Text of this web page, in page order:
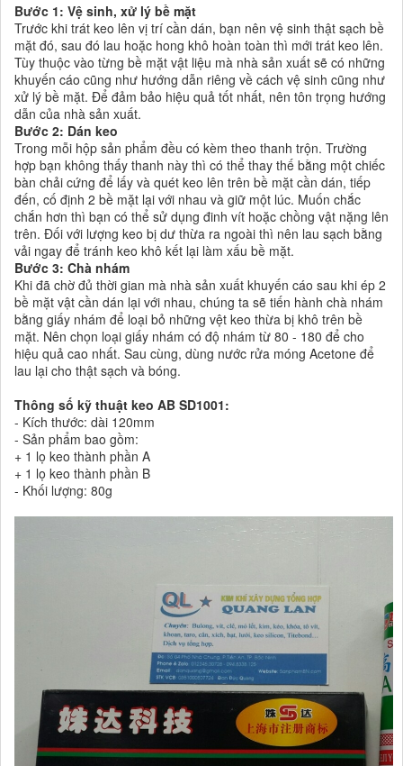
Bước 1: Vệ sinh, xử lý bề mặt
Trước khi trát keo lên vị trí cần dán, bạn nên vệ sinh thật sạch bề
mặt đó, sau đó lau hoặc hong khô hoàn toàn thì mới trát keo lên.
Tùy thuộc vào từng bề mặt vật liệu mà nhà sản xuất sẽ có những
khuyến cáo cũng như hướng dẫn riêng về cách vệ sinh cũng như
xử lý bề mặt. Để đảm bảo hiệu quả tốt nhất, nên tôn trọng hướng
dẫn của nhà sản xuất.
Bước 2: Dán keo
Trong mỗi hộp sản phẩm đều có kèm theo thanh trộn. Trường
hợp bạn không thấy thanh này thì có thể thay thế bằng một chiếc
bàn chải cứng để lấy và quét keo lên trên bề mặt cần dán, tiếp
đến, cố định 2 bề mặt lại với nhau và giữ một lúc. Muốn chắc
chắn hơn thì bạn có thể sử dụng đinh vít hoặc chồng vật nặng lên
trên. Đối với lượng keo bị dư thừa ra ngoài thì nên lau sạch bằng
vải ngay để tránh keo khô kết lại làm xấu bề mặt.
Bước 3: Chà nhám
Khi đã chờ đủ thời gian mà nhà sản xuất khuyến cáo sau khi ép 2
bề mặt vật cần dán lại với nhau, chúng ta sẽ tiến hành chà nhám
bằng giấy nhám để loại bỏ những vệt keo thừa bị khô trên bề
mặt. Nên chọn loại giấy nhám có độ nhám từ 80 - 180 để cho
hiệu quả cao nhất. Sau cùng, dùng nước rửa móng Acetone để
lau lại cho thật sạch và bóng.
Thông số kỹ thuật keo AB SD1001:
- Kích thước: dài 120mm
- Sản phẩm bao gồm:
+ 1 lọ keo thành phần A
+ 1 lọ keo thành phần B
- Khối lượng: 80g